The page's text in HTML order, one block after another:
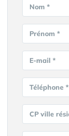
Nom *
Prénom *
E-mail *
Téléphone *
CP ville